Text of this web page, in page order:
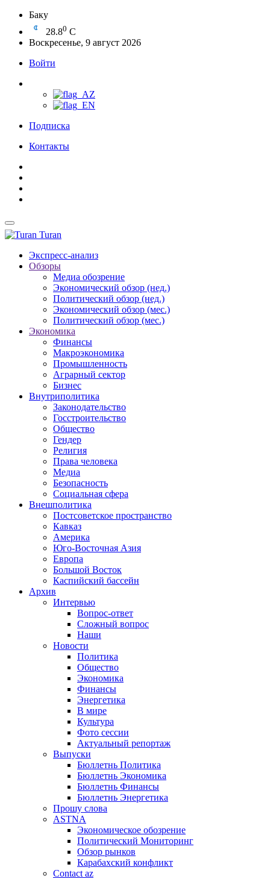
Баку
28.80 C
Воскресенье, 9 август 2026
Войти
Подписка
Контакты
Turan
Экспресс-анализ
Обзоры
Медиа обозрение
Экономический обзор (нед.)
Политический обзор (нед.)
Экономический обзор (мес.)
Политический обзор (мес.)
Экономика
Финансы
Макроэкономика
Промышленность
Аграрный сектор
Бизнес
Внутриполитика
Законодательство
Госстроительство
Общество
Гендер
Религия
Права человека
Медиа
Безопасность
Социальная сфера
Внешполитика
Постсоветское пространство
Кавказ
Америка
Юго-Восточная Азия
Европа
Большой Восток
Каспийский бассейн
Архив
Интервью
Вопрос-ответ
Сложный вопрос
Наши
Новости
Политика
Общество
Экономика
Финансы
Энергетика
В мире
Культура
Фото сессии
Актуальный репортаж
Выпуски
Бюллетнь Политика
Бюллетнь Экономика
Бюллетнь Финансы
Бюллетнь Энергетика
Прошу слова
ASTNA
Экономическое обозрение
Политический Мониторинг
Обзор рынков
Карабахский конфликт
Contact az